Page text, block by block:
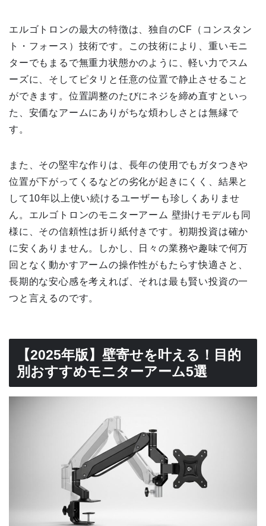
エルゴトロンの最大の特徴は、独自のCF（コンスタン
ト・フォース）技術です。この技術により、重いモニ
ターでもまるで無重力状態かのように、軽い力でスム
ーズに、そしてピタリと任意の位置で静止させること
ができます。位置調整のたびにネジを締め直すといっ
た、安価なアームにありがちな煩わしさとは無縁で
す。
また、その堅牢な作りは、長年の使用でもガタつきや
位置が下がってくるなどの劣化が起きにくく、結果と
して10年以上使い続けるユーザーも珍しくありませ
ん。エルゴトロンのモニターアーム 壁掛けモデルも同
様に、その信頼性は折り紙付きです。初期投資は確か
に安くありません。しかし、日々の業務や趣味で何万
回となく動かすアームの操作性がもたらす快適さと、
長期的な安心感を考えれば、それは最も賢い投資の一
つと言えるのです。
【2025年版】壁寄せを叶える！目的
別おすすめモニターアーム5選